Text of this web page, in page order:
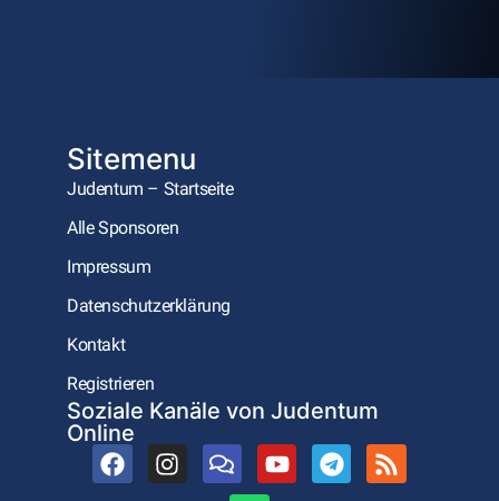
Sitemenu
Judentum – Startseite
Alle Sponsoren
Impressum
Datenschutzerklärung
Kontakt
Registrieren
Soziale Kanäle von Judentum
Online